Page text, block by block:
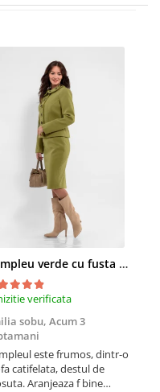
Compleu verde cu fusta conica si broderie
verificata
sobu, Acum 3
este frumos, dintr-o
catifelata, destul de
Aranjeaza f bine